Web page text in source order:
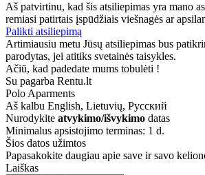
Aš patvirtinu, kad šis atsiliepimas yra mano
remiasi patirtais įspūdžiais viešnagės ar
Palikti atsiliepimą
Artimiausiu metu Jūsų atsiliepimas bus
parodytas, jei atitiks svetainės taisykles.
Ačiū, kad padedate mums tobulėti !
Su pagarba Rentu.lt
Polo Aparments
Aš kalbu English, Lietuvių, Русский
Nurodykite atvykimo/išvykimo datas
Minimalus apsistojimo terminas: 1 d.
Šios datos užimtos
Papasakokite daugiau apie save ir savo
Laiškas